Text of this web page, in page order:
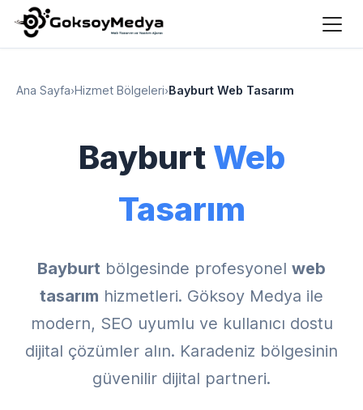
Ana Sayfa›Hizmet Bölgeleri›Bayburt Web Tasarım
Bayburt Web
Tasarım
Bayburt bölgesinde profesyonel web
tasarım hizmetleri. Göksoy Medya ile
modern, SEO uyumlu ve kullanıcı dostu
dijital çözümler alın. Karadeniz bölgesinin
güvenilir dijital partneri.